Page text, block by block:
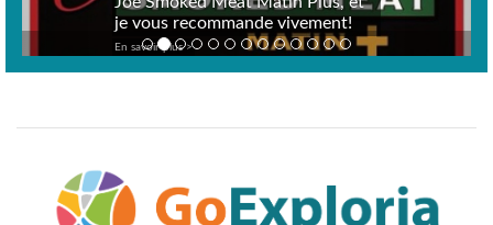
je vous recommande vivement!
En savoir plus >